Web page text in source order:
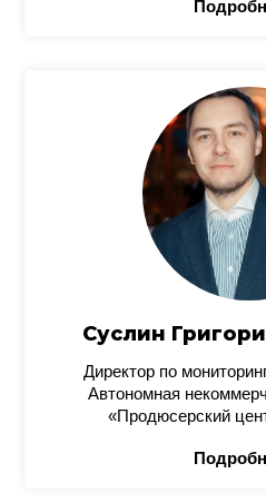
Суслин
Директор по
Автономная
«Продюсерский